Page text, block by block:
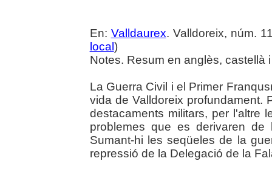
En: Valldaurex. Valldoreix, núm.
local)
Notes. Resum en anglès, castellà
La Guerra Civil i el Primer
vida de Valldoreix profundament.
destacaments militars, per l'altre
problemes que es derivaren
Sumant-hi les seqüeles de la
repressió de la Delegació de la